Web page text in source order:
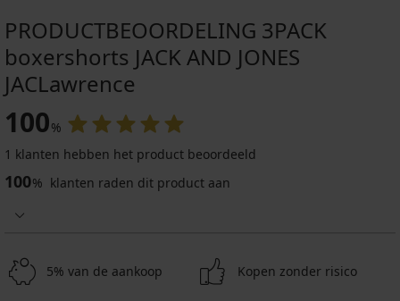
Sale -30%
JACK
AND
PRODUCTBEOORDELING 3PACK
boxershorts JACK AND JONES
JACLawrence
100%
1 klanten hebben het product beoordeeld
100% klanten raden dit product aan
5% van de aankoop Kopen zonder risico